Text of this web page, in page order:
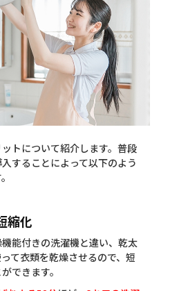
トについて紹介します。普段
することによって以下のよう
縮化
能付きの洗濯機と違い、乾太
て衣類を乾燥させるので、短
できます。